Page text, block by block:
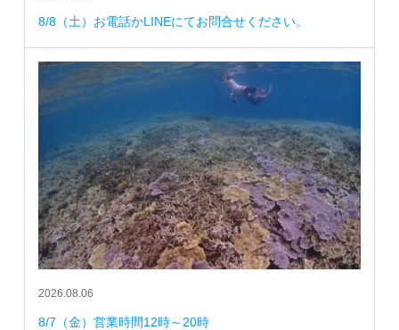
8/8（土）お電話かLINEにてお問合せください。
2026.08.06
8/7（金）営業時間12時～20時